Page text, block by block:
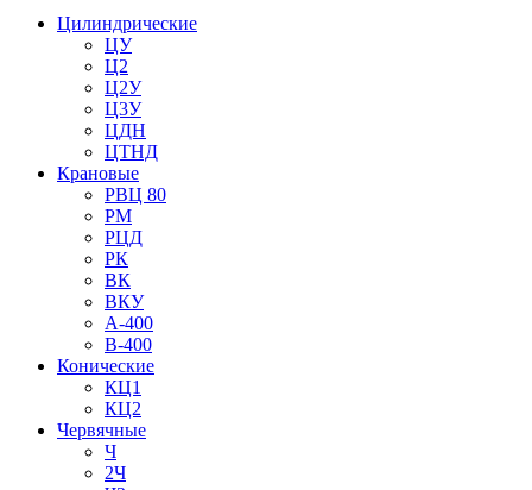
Цилиндрические
ЦУ
Ц2
Ц2У
Ц3У
ЦДН
ЦТНД
Крановые
РВЦ 80
РМ
РЦД
РК
ВК
ВКУ
А-400
В-400
Конические
КЦ1
КЦ2
Червячные
Ч
2Ч